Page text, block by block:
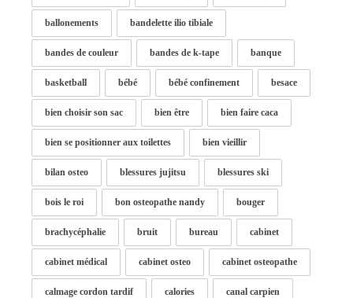
ballonements bandelette ilio tibiale
bandes de couleur bandes de k-tape banque
basketball bébé bébé confinement besace
bien choisir son sac bien être bien faire caca
bien se positionner aux toilettes bien vieillir
bilan osteo blessures jujitsu blessures ski
bois le roi bon osteopathe nandy bouger
brachycéphalie bruit bureau cabinet
cabinet médical cabinet osteo cabinet osteopathe
calmage cordon tardif calories canal carpien